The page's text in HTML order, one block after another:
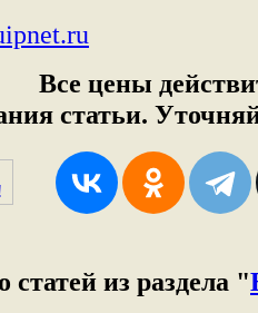
Все цены
статьи.
из раздела "